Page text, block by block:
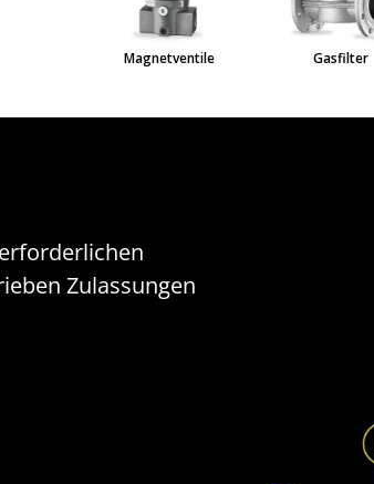
Magnetventile Gasfilter
Zulassungen